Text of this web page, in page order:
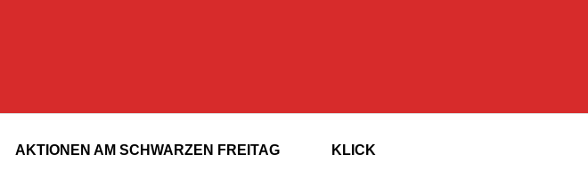
AKTIONEN AM SCHWARZEN FREITAG KLICK